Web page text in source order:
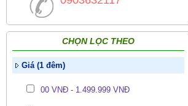
CHỌN LỌC THEO
Giá (1 đêm)
00 VNĐ - 1.499.999 VNĐ